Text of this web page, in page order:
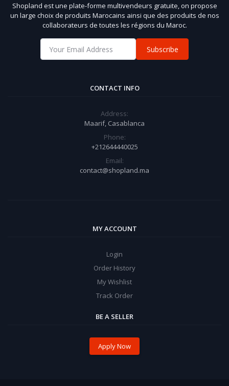
Shopland est une plate-forme multivendeurs gratuite, on propose
un large choix de produits Marocains ainsi que des produits de nos
collaborateurs de toutes les régions du Maroc.
Subscribe
CONTACT INFO
Address:
Maarif, Casablanca
Phone:
+212644440025
Email:
contact@shopland.ma
MY ACCOUNT
Login
Order History
My Wishlist
Track Order
BE A SELLER
Apply Now